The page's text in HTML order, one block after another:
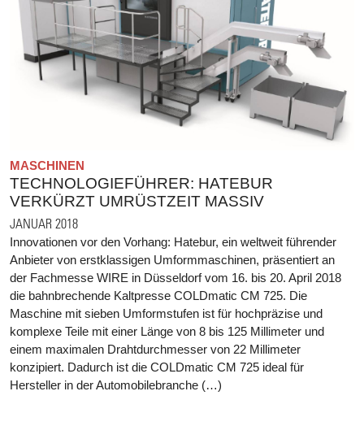
MASCHINEN
TECHNOLOGIEFÜHRER: HATEBUR
VERKÜRZT UMRÜSTZEIT MASSIV
JANUAR 2018
Innovationen vor den Vorhang: Hatebur, ein weltweit führender
Anbieter von erstklassigen Umformmaschinen, präsentiert an
der Fachmesse WIRE in Düsseldorf vom 16. bis 20. April 2018
die bahnbrechende Kaltpresse COLDmatic CM 725. Die
Maschine mit sieben Umformstufen ist für hochpräzise und
komplexe Teile mit einer Länge von 8 bis 125 Millimeter und
einem maximalen Drahtdurchmesser von 22 Millimeter
konzipiert. Dadurch ist die COLDmatic CM 725 ideal für
Hersteller in der Automobilebranche (…)